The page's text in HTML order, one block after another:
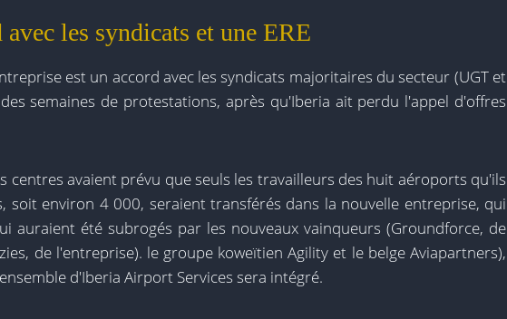
avec les syndicats et une ERE
est un accord avec les syndicats majoritaires du secteur (UGT et
semaines de protestations, après qu'Iberia ait perdu l'appel d'offres
centres avaient prévu que seuls les travailleurs des huit aéroports qu'ils
soit environ 4 000, seraient transférés dans la nouvelle entreprise, qui
auraient été subrogés par les nouveaux vainqueurs (Groundforce, de
de l'entreprise). le groupe koweïtien Agility et le belge Aviapartners),
d'Iberia Airport Services sera intégré.